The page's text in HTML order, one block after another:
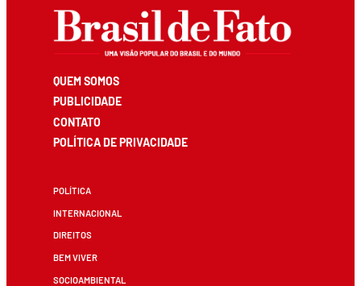
QUEM SOMOS
PUBLICIDADE
CONTATO
POLÍTICA DE PRIVACIDADE
POLÍTICA
INTERNACIONAL
DIREITOS
BEM VIVER
SOCIOAMBIENTAL